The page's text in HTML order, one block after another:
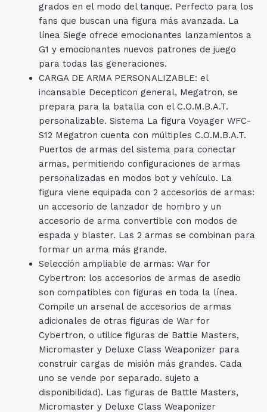
grados en el modo del tanque. Perfecto para los
fans que buscan una figura más avanzada. La
línea Siege ofrece emocionantes lanzamientos a
G1 y emocionantes nuevos patrones de juego
para todas las generaciones.
CARGA DE ARMA PERSONALIZABLE: el
incansable Decepticon general, Megatron, se
prepara para la batalla con el C.O.M.B.A.T.
personalizable. Sistema La figura Voyager WFC-
S12 Megatron cuenta con múltiples C.O.M.B.A.T.
Puertos de armas del sistema para conectar
armas, permitiendo configuraciones de armas
personalizadas en modos bot y vehículo. La
figura viene equipada con 2 accesorios de armas:
un accesorio de lanzador de hombro y un
accesorio de arma convertible con modos de
espada y blaster. Las 2 armas se combinan para
formar un arma más grande.
Selección ampliable de armas: War for
Cybertron: los accesorios de armas de asedio
son compatibles con figuras en toda la línea.
Compile un arsenal de accesorios de armas
adicionales de otras figuras de War for
Cybertron, o utilice figuras de Battle Masters,
Micromaster y Deluxe Class Weaponizer para
construir cargas de misión más grandes. Cada
uno se vende por separado. sujeto a
disponibilidad). Las figuras de Battle Masters,
Micromaster y Deluxe Class Weaponizer